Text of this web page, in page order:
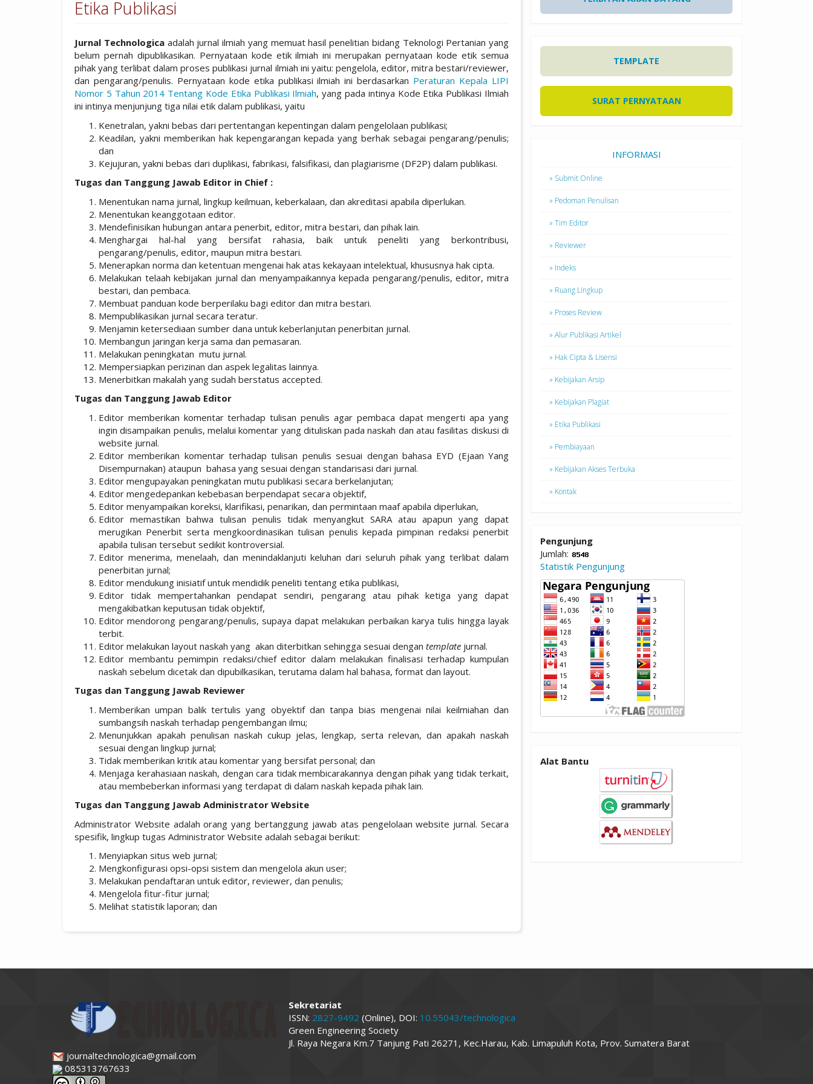
Etika Publikasi
Jurnal Technologicaadalah jurnal ilmiah yang memuat hasil penelitian bidang Teknologi Pertanian yang
belum pernah dipublikasikan. Pernyataan kode etik ilmiah ini merupakan pernyataan kode etik semua
pihak yang terlibat dalam proses publikasi jurnal ilmiah ini yaitu: pengelola, editor, mitra bestari/reviewer,
dan pengarang/penulis. Pernyataan kode etika publikasi ilmiah ini berdasarkan Peraturan Kepala LIPI
Nomor 5 Tahun 2014 Tentang Kode Etika Publikasi Ilmiah, yang pada intinya Kode Etika Publikasi Ilmiah
ini intinya menjunjung tiga nilai etik dalam publikasi, yaitu
Kenetralan, yakni bebas dari pertentangan kepentingan dalam pengelolaan publikasi;
Keadilan, yakni memberikan hak kepengarangan kepada yang berhak sebagai pengarang/penulis;
dan
Kejujuran, yakni bebas dari duplikasi, fabrikasi, falsifikasi, dan plagiarisme (DF2P) dalam publikasi.
Tugas dan Tanggung Jawab Editor in Chief :
Menentukan nama jurnal, lingkup keilmuan, keberkalaan, dan akreditasi apabila diperlukan.
Menentukan keanggotaan editor.
Mendefinisikan hubungan antara penerbit, editor, mitra bestari, dan pihak lain.
Menghargai hal-hal yang bersifat rahasia, baik untuk peneliti yang berkontribusi,
pengarang/penulis, editor, maupun mitra bestari.
Menerapkan norma dan ketentuan mengenai hak atas kekayaan intelektual, khususnya hak cipta.
Melakukan telaah kebijakan jurnal dan menyampaikannya kepada pengarang/penulis, editor, mitra
bestari, dan pembaca.
Membuat panduan kode berperilaku bagi editor dan mitra bestari.
Mempublikasikan jurnal secara teratur.
Menjamin ketersediaan sumber dana untuk keberlanjutan penerbitan jurnal.
Membangun jaringan kerja sama dan pemasaran.
Melakukan peningkatan mutu jurnal.
Mempersiapkan perizinan dan aspek legalitas lainnya.
Menerbitkan makalah yang sudah berstatus accepted.
Tugas dan Tanggung Jawab Editor
Editor memberikan komentar terhadap tulisan penulis agar pembaca dapat mengerti apa yang
ingin disampaikan penulis, melalui komentar yang dituliskan pada naskah dan atau fasilitas diskusi di
website jurnal.
Editor memberikan komentar terhadap tulisan penulis sesuai dengan bahasa EYD (Ejaan Yang
Disempurnakan) ataupun bahasa yang sesuai dengan standarisasi dari jurnal.
Editor mengupayakan peningkatan mutu publikasi secara berkelanjutan;
Editor mengedepankan kebebasan berpendapat secara objektif,
Editor menyampaikan koreksi, klarifikasi, penarikan, dan permintaan maaf apabila diperlukan,
Editor memastikan bahwa tulisan penulis tidak menyangkut SARA atau apapun yang dapat
merugikan Penerbit serta mengkoordinasikan tulisan penulis kepada pimpinan redaksi penerbit
apabila tulisan tersebut sedikit kontroversial.
Editor menerima, menelaah, dan menindaklanjuti keluhan dari seluruh pihak yang terlibat dalam
penerbitan jurnal;
Editor mendukung inisiatif untuk mendidik peneliti tentang etika publikasi,
Editor tidak mempertahankan pendapat sendiri, pengarang atau pihak ketiga yang dapat
mengakibatkan keputusan tidak objektif,
Editor mendorong pengarang/penulis, supaya dapat melakukan perbaikan karya tulis hingga layak
terbit.
Editor melakukan layout naskah yang akan diterbitkan sehingga sesuai dengan template jurnal.
Editor membantu pemimpin redaksi/chief editor dalam melakukan finalisasi terhadap kumpulan
naskah sebelum dicetak dan dipubilkasikan, terutama dalam hal bahasa, format dan layout.
Tugas dan Tanggung Jawab Reviewer
Memberikan umpan balik tertulis yang obyektif dan tanpa bias mengenai nilai keilmiahan dan
sumbangsih naskah terhadap pengembangan ilmu;
Menunjukkan apakah penulisan naskah cukup jelas, lengkap, serta relevan, dan apakah naskah
sesuai dengan lingkup jurnal;
Tidak memberikan kritik atau komentar yang bersifat personal; dan
Menjaga kerahasiaan naskah, dengan cara tidak membicarakannya dengan pihak yang tidak terkait,
atau membeberkan informasi yang terdapat di dalam naskah kepada pihak lain.
Tugas dan Tanggung Jawab Administrator Website
Administrator Website adalah orang yang bertanggung jawab atas pengelolaan website jurnal. Secara
spesifik, lingkup tugas Administrator Website adalah sebagai berikut:
Menyiapkan situs web jurnal;
Mengkonfigurasi opsi-opsi sistem dan mengelola akun user;
Melakukan pendaftaran untuk editor, reviewer, dan penulis;
Mengelola fitur-fitur jurnal;
Melihat statistik laporan; dan
TEMPLATE
SURAT PERNYATAAN
INFORMASI
» Submit Online
» Pedoman Penulisan
» Tim Editor
» Reviewer
» Indeks
» Ruang Lingkup
» Proses Review
» Alur Publikasi Artikel
» Hak Cipta & Lisensi
» Kebijakan Arsip
» Kebijakan Plagiat
» Etika Publikasi
» Pembiayaan
» Kebijakan Akses Terbuka
» Kontak
Pengunjung
Jumlah:
Statistik Pengunjung
Alat Bantu
Sekretariat
ISSN: 2827-9492 (Online), DOI: 10.55043/technologica
Green Engineering Society
Jl. Raya Negara Km.7 Tanjung Pati 26271, Kec.Harau, Kab. Limapuluh Kota, Prov. Sumatera Barat
journaltechnologica@gmail.com
085313767633